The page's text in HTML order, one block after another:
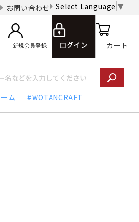
お問い合わせ Select Language ▼
新規会員登録 ログイン カート
ム WOTANCRAFT